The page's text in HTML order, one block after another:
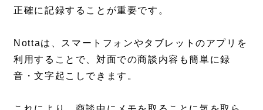
正確に記録することが重要です。
Nottaは、スマートフォンやタブレットのアプリを
利用することで、対面での商談内容も簡単に録
音・文字起こしできます。